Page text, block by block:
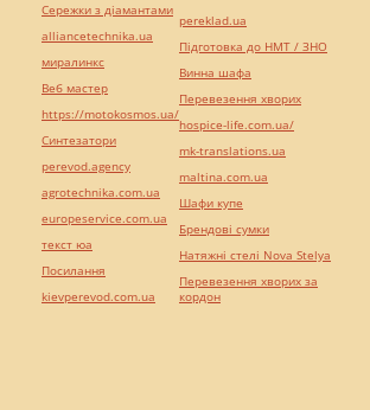
Сережки з діамантами
alliancetechnika.ua
миралинкс
Веб мастер
https://motokosmos.ua/
Синтезатори
perevod.agency
agrotechnika.com.ua
europeservice.com.ua
текст юа
Посилання
kievperevod.com.ua
pereklad.ua
Підготовка до НМТ / ЗНО
Винна шафа
Перевезення хворих
hospice-life.com.ua/
mk-translations.ua
maltina.com.ua
Шафи купе
Брендові сумки
Натяжні стелі Nova Stelya
Перевезення хворих за
кордон